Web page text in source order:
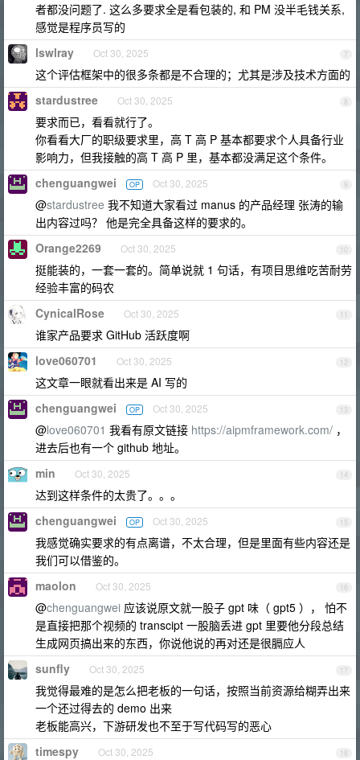
者都没问题了. 这么多要求全是看包装的, 和 PM 没半毛钱关系,
感觉是程序员写的
7
lswlray Oct 30, 2025
这个评估框架中的很多条都是不合理的；尤其是涉及技术方面的
8
stardustree Oct 30, 2025
要求而已，看看就行了。
你看看大厂的职级要求里，高 T 高 P 基本都要求个人具备行业
影响力，但我接触的高 T 高 P 里，基本都没满足这个条件。
9
chenguangwei OP Oct 30, 2025
@stardustree 我不知道大家看过 manus 的产品经理 张涛的输
出内容过吗？ 他是完全具备这样的要求的。
10
Orange2269 Oct 30, 2025
挺能装的，一套一套的。简单说就 1 句话，有项目思维吃苦耐劳
经验丰富的码农
11
CynicalRose Oct 30, 2025
谁家产品要求 GitHub 活跃度啊
12
love060701 Oct 30, 2025
这文章一眼就看出来是 AI 写的
13
chenguangwei OP Oct 30, 2025
@love060701 我看有原文链接 https://aipmframework.com/ ，
进去后也有一个 github 地址。
14
min Oct 30, 2025
达到这样条件的太贵了。。。
15
chenguangwei OP Oct 30, 2025
我感觉确实要求的有点离谱，不太合理，但是里面有些内容还是
我们可以借鉴的。
16
maolon Oct 30, 2025
@chenguangwei 应该说原文就一股子 gpt 味（ gpt5 ）， 怕不
是直接把那个视频的 transcipt 一股脑丢进 gpt 里要他分段总结
生成网页搞出来的东西，你说他说的再对还是很膈应人
17
sunfly Oct 30, 2025
我觉得最难的是怎么把老板的一句话，按照当前资源给糊弄出来
一个还过得去的 demo 出来
老板能高兴，下游研发也不至于写代码写的恶心
18
timespy Oct 30, 2025